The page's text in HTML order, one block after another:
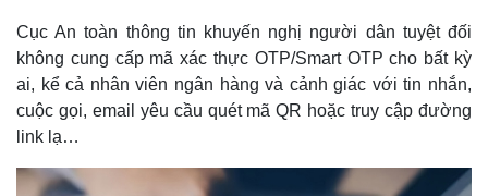
Cục An toàn thông tin khuyến nghị người dân tuyệt đối
không cung cấp mã xác thực OTP/Smart OTP cho bất kỳ
ai, kể cả nhân viên ngân hàng và cảnh giác với tin nhắn,
cuộc gọi, email yêu cầu quét mã QR hoặc truy cập đường
link lạ…